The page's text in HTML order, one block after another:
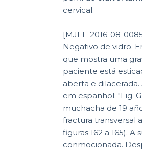
cervical.
[MJFL-2016-08-
Negativo de vidro.
que mostra uma
paciente está
aberta e
em espanhol: "Fig. Gran desgarro de la articulación del codo en una
muchacha de 19
fractura transversal
figuras 162 a 165).
conmocionada.